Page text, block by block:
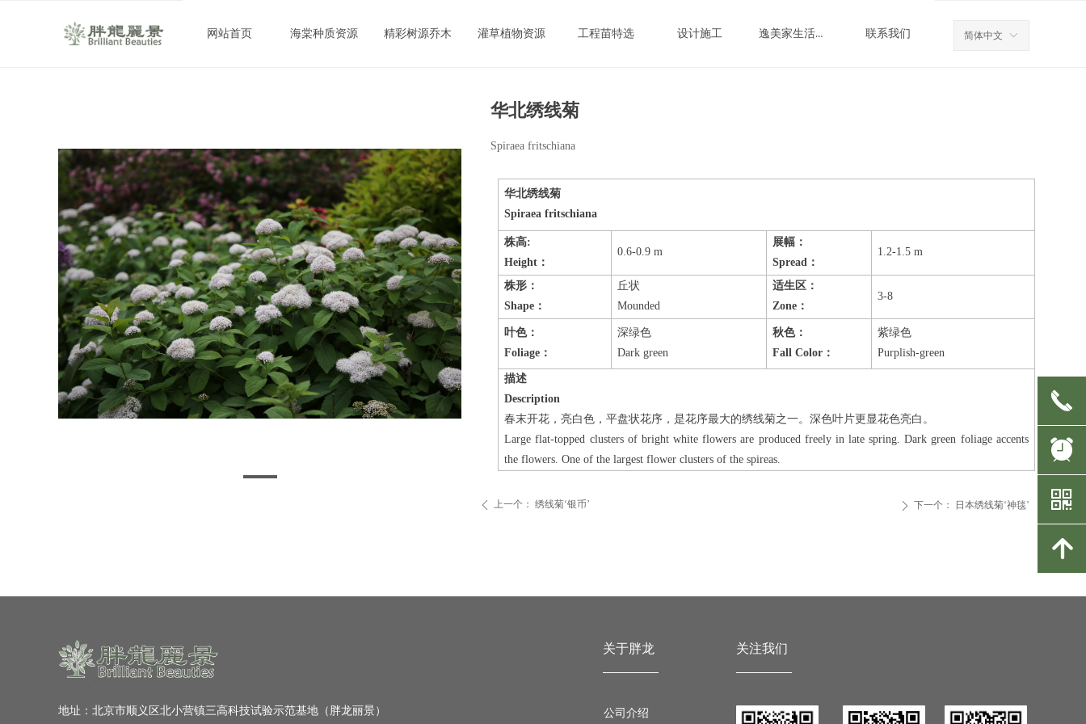
网站首页 海棠种质资源 精彩树源乔木 灌草植物资源 工程苗特选 设计施工 逸美家生活花园 联系我们 ꀅ
简体中文
华北绣线菊
华北绣线菊
Spiraea fritschiana
株高:
Height ：
0.6-0.9 m
展幅：
Spread ：
1.2-1.5 m
株形：
Shape ：
丘状
Mounded
适生区：
Zone ：
3-8
叶色：
Foliage ：
深绿色
Dark green
秋色：
Fall Color ：
紫绿色
Purplish-green
描述
Description
春末开花，亮白色，平盘状花序，是花序最大的绣线菊之一。深色叶片更显花色亮白。
Large flat-topped clusters of bright white flowers are produced freely in late spring. Dark green foliage accents
the flowers. One of the largest flower clusters of the spireas.
ꄴ 上一个： 绣线菊‘银币’ ꄲ 下一个： 日本绣线菊‘神毯’
Spiraea fritschiana
关于胖龙 关注我们
地址：北京市顺义区北小营镇三高科技试验示范基地（胖龙丽景） 公司介绍
끅
뀥
낃
녕